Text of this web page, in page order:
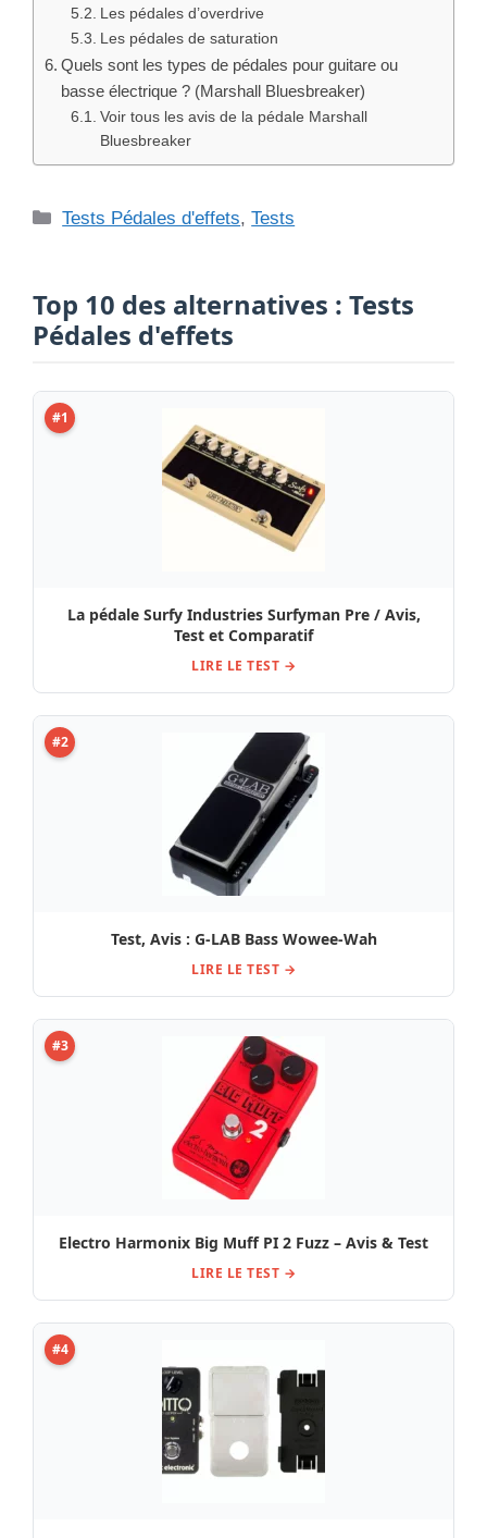
Les pédales d’overdrive
Les pédales de saturation
Quels sont les types de pédales pour guitare ou
basse électrique ? (Marshall Bluesbreaker)
Voir tous les avis de la pédale Marshall
Bluesbreaker
Catégories
Tests Pédales d'effets,Tests
Top 10 des alternatives : Tests
Pédales d'effets
#1
La pédale Surfy Industries Surfyman Pre / Avis,
Test et Comparatif
LIRE LE TEST →
#2
Test, Avis : G-LAB Bass Wowee-Wah
LIRE LE TEST →
#3
Electro Harmonix Big Muff PI 2 Fuzz – Avis & Test
LIRE LE TEST →
#4